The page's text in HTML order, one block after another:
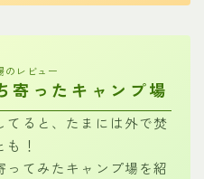
のレビュー
寄ったキャンプ場
てると、たまには外で焚
！
ってみたキャンプ場を紹